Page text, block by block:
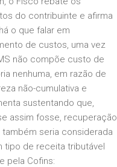
do contribuinte e afirma
o que falar em
de custos, uma vez
não compõe custo de
nenhuma, em razão de
não-cumulativa e
sustentando que,
assim fosse, recuperação
seria considerada
tipo de receita tributável
pela Cofins: